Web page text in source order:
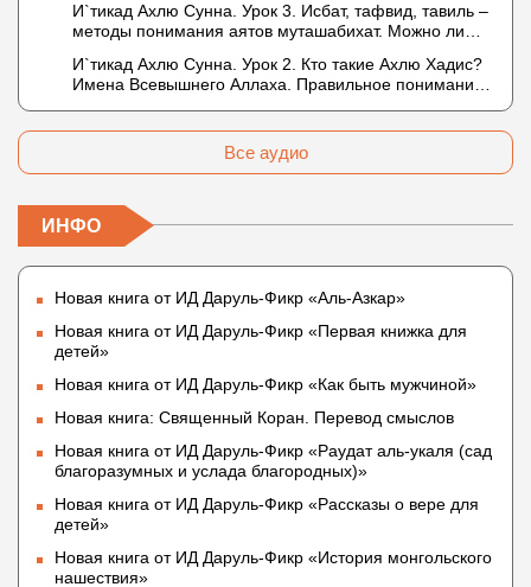
не пришло в Коране и Сунне? Концепция ибн
Таймийи
И`тикад Ахлю Сунна. Урок 3. Исбат, тафвид, тавиль –
методы понимания аятов муташабихат. Можно ли
Что означает утверждение сифата «биля кейфа»
(без образа)?
И`тикад Ахлю Сунна. Урок 2. Кто такие Ахлю Хадис?
Имена Всевышнего Аллаха. Правильное понимание
Все аудио
ИНФО
Новая книга от ИД Даруль-Фикр «Аль-Азкар»
Новая книга от ИД Даруль-Фикр «Первая книжка для
детей»
Новая книга от ИД Даруль-Фикр «Как быть мужчиной»
Новая книга: Священный Коран. Перевод смыслов
Новая книга от ИД Даруль-Фикр «Раудат аль-укаля (cад
благоразумных и услада благородных)»
Новая книга от ИД Даруль-Фикр «Рассказы о вере для
детей»
Новая книга от ИД Даруль-Фикр «История монгольского
нашествия»